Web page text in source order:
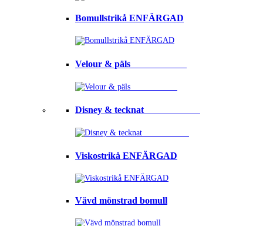
Bomullstrikå ENFÄRGAD
Velour & päls⠀⠀⠀⠀⠀⠀⠀⠀
Disney & tecknat⠀⠀⠀⠀⠀⠀⠀⠀
Viskostrikå ENFÄRGAD
Vävd mönstrad bomull